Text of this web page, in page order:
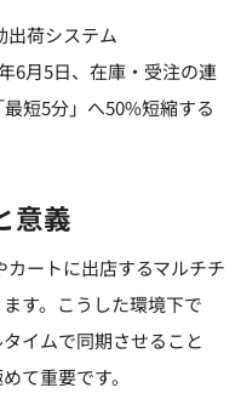
出荷システム
6月5日、在庫・受注の連
短5分」へ50%短縮する
意義
ートに出店するマルチチ
す。こうした環境下で
イムで同期させること
て重要です。